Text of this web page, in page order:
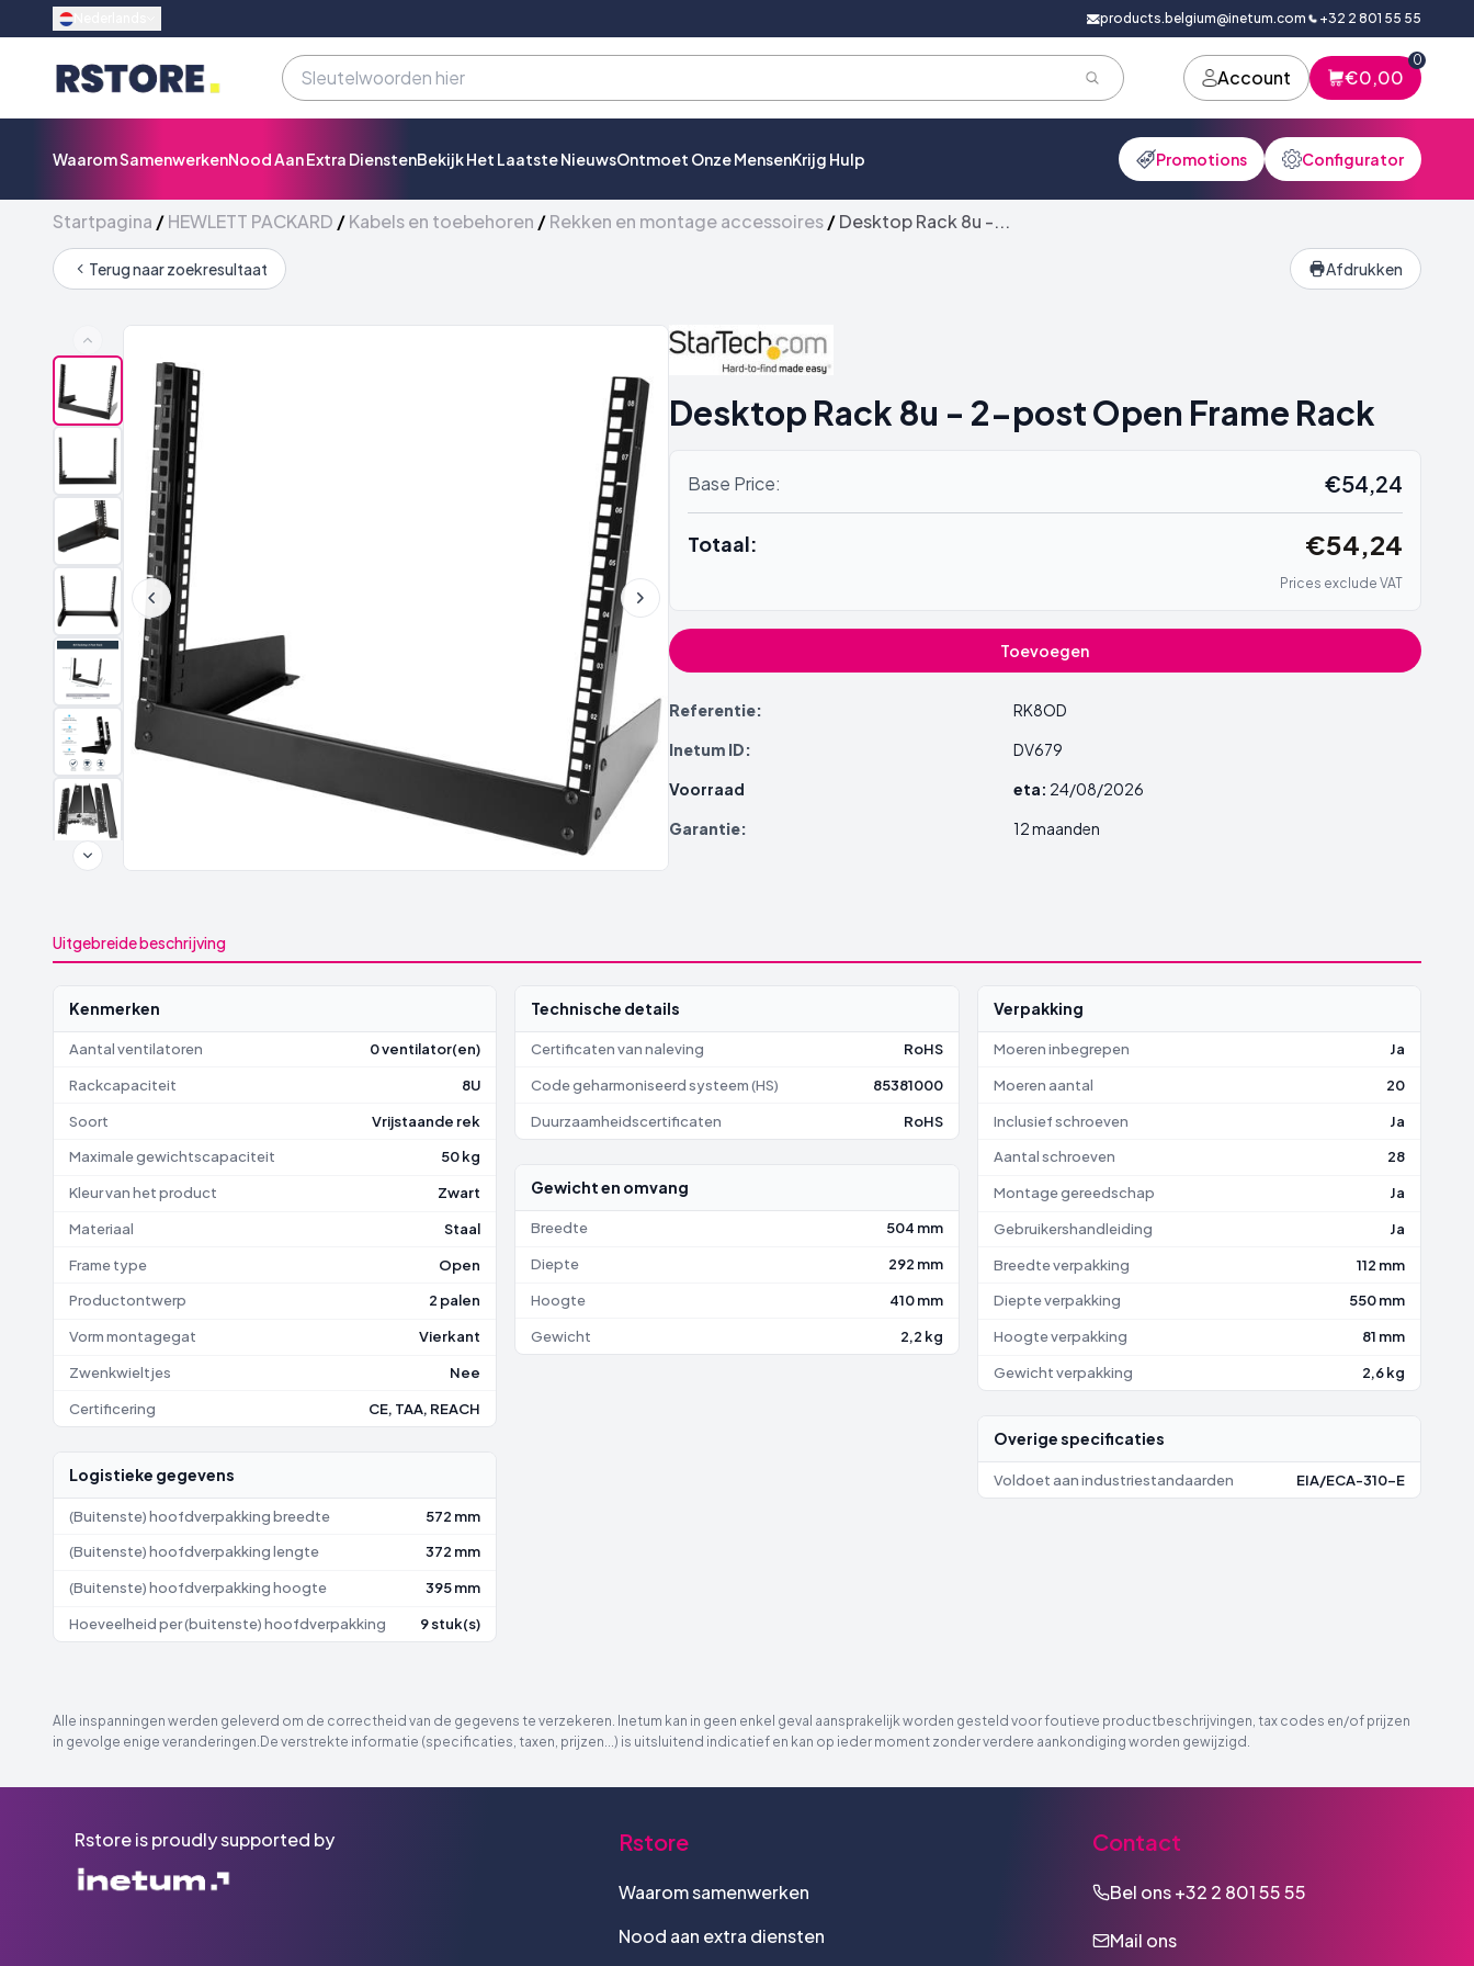
products.belgium@inetum.com +32 2 801 55 55
Account €0,00
0
Waarom SamenwerkenNood Aan Extra DienstenBekijk Het Laatste NieuwsOntmoet Onze MensenKrijg Hulp Promotions Configurator
Startpagina /HEWLETT PACKARD /Kabels en toebehoren /Rekken en montage accessoires/Desktop Rack 8u -...
Terug naar zoekresultaat Afdrukken
Desktop Rack 8u - 2-post Open Frame Rack
Base Price: €54,24
Totaal: €54,24
Prices exclude VAT
Toevoegen
Referentie:
RK8OD
Inetum ID:
DV679
Voorraad
eta: 24/08/2026
Garantie:
12 maanden
Uitgebreide beschrijving
Kenmerken
Aantal ventilatoren 0 ventilator(en)
Rackcapaciteit 8U
Soort Vrijstaande rek
Maximale gewichtscapaciteit 50 kg
Kleur van het product Zwart
Materiaal Staal
Frame type Open
Productontwerp 2 palen
Vorm montagegat Vierkant
Zwenkwieltjes Nee
Certificering CE, TAA, REACH
Logistieke gegevens
(Buitenste) hoofdverpakking breedte 572 mm
(Buitenste) hoofdverpakking lengte 372 mm
(Buitenste) hoofdverpakking hoogte 395 mm
Hoeveelheid per (buitenste) hoofdverpakking 9 stuk(s)
Technische details
Certificaten van naleving RoHS
Code geharmoniseerd systeem (HS) 85381000
Duurzaamheidscertificaten RoHS
Gewicht en omvang
Breedte 504 mm
Diepte 292 mm
Hoogte 410 mm
Gewicht 2,2 kg
Verpakking
Moeren inbegrepen Ja
Moeren aantal 20
Inclusief schroeven Ja
Aantal schroeven 28
Montage gereedschap Ja
Gebruikershandleiding Ja
Breedte verpakking 112 mm
Diepte verpakking 550 mm
Hoogte verpakking 81 mm
Gewicht verpakking 2,6 kg
Overige specificaties
Voldoet aan industriestandaarden EIA/ECA-310-E
Alle inspanningen werden geleverd om de correctheid van de gegevens te verzekeren. Inetum kan in geen enkel geval aansprakelijk worden gesteld voor foutieve productbeschrijvingen, tax codes en/of prijzen
in gevolge enige veranderingen.De verstrekte informatie (specificaties, taxen, prijzen...) is uitsluitend indicatief en kan op ieder moment zonder verdere aankondiging worden gewijzigd.
Rstore is proudly supported by Rstore
Waarom samenwerken
Nood aan extra diensten
Contact
Bel ons+32 2 801 55 55
Mail ons